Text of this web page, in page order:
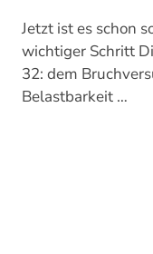
Jetzt ist es schon
wichtiger Schritt
32: dem
Belastbarkeit …